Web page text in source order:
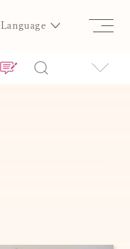
Language